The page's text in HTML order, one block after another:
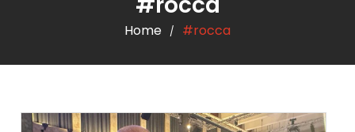
Home / #rocca